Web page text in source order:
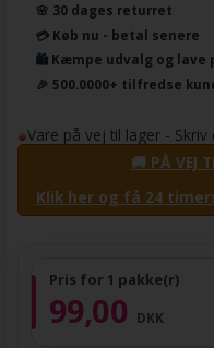
🌸 30 dages returret
💳 Køb nu - betal senere
🛍️ Kæmpe udvalg og lave
🎉 500.0000+ tilfredse
Vare på vej til lager - Skriv
🚚 PÅ VEJ
Klik her og få 24
Pris for 1 pakke(r)
99,00 DKK